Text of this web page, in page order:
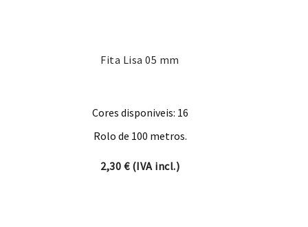
Fita Lisa 05 mm
Cores disponiveis: 16
Rolo de 100 metros.
2,30 €(IVA incl.)